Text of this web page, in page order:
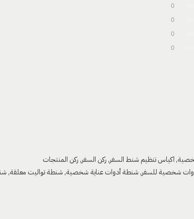
0
0
0
0
,اكياس تنظيم شنط السفر,ركن السفر,ركن المنتجات
شخصية للسفر,شنطة أدوات عناية شخصية,شنطة تواليت معلقة,